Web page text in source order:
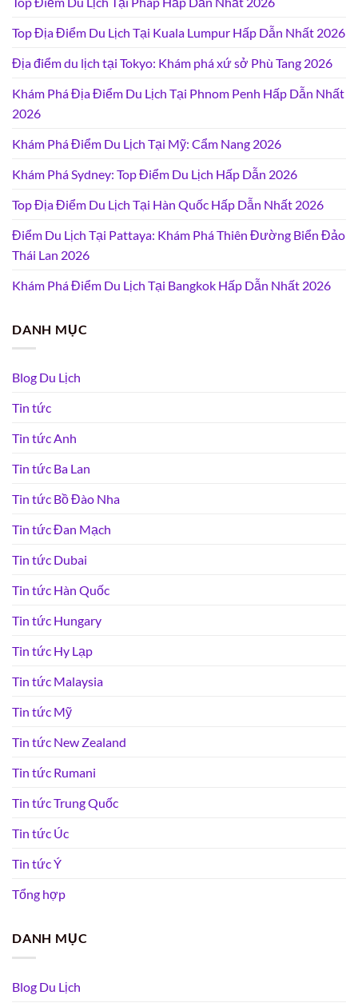
Top Địa Điểm Du Lịch Tại Kuala Lumpur Hấp Dẫn Nhất 2026
Địa điểm du lịch tại Tokyo: Khám phá xứ sở Phù Tang 2026
Khám Phá Địa Điểm Du Lịch Tại Phnom Penh Hấp Dẫn Nhất
2026
Khám Phá Điểm Du Lịch Tại Mỹ: Cẩm Nang 2026
Khám Phá Sydney: Top Điểm Du Lịch Hấp Dẫn 2026
Top Địa Điểm Du Lịch Tại Hàn Quốc Hấp Dẫn Nhất 2026
Điểm Du Lịch Tại Pattaya: Khám Phá Thiên Đường Biển Đảo
Thái Lan 2026
Khám Phá Điểm Du Lịch Tại Bangkok Hấp Dẫn Nhất 2026
DANH MỤC
Blog Du Lịch
Tin tức
Tin tức Anh
Tin tức Ba Lan
Tin tức Bồ Đào Nha
Tin tức Đan Mạch
Tin tức Dubai
Tin tức Hàn Quốc
Tin tức Hungary
Tin tức Hy Lạp
Tin tức Malaysia
Tin tức Mỹ
Tin tức New Zealand
Tin tức Rumani
Tin tức Trung Quốc
Tin tức Úc
Tin tức Ý
Tổng hợp
DANH MỤC
Blog Du Lịch